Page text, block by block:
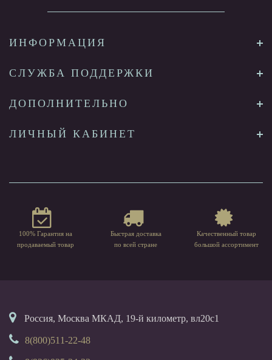
ИНФОРМАЦИЯ
СЛУЖБА ПОДДЕРЖКИ
ДОПОЛНИТЕЛЬНО
ЛИЧНЫЙ КАБИНЕТ
100% Гарантия на
продаваемый товар
Быстрая доставка
по всей стране
Качественный товар
большой ассортимент
Россия, Москва МКАД, 19-й километр, вл20с1
8(800)511-22-48